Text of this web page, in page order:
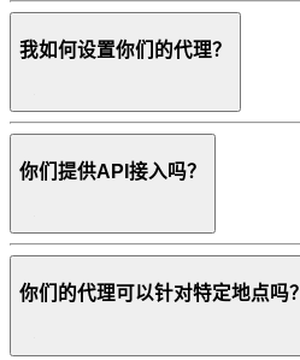
我如何设置你们的代理？
你们提供API接入吗？
你们的代理可以针对特定地点吗？